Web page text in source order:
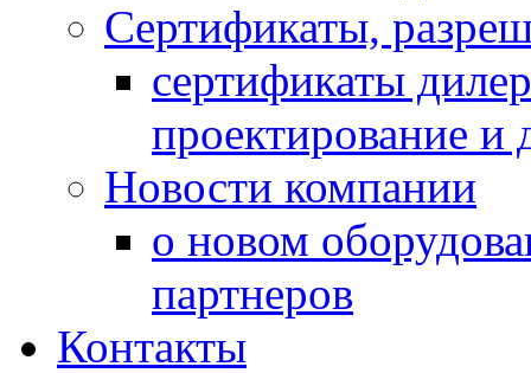
Сертификаты,
сертификаты
проектирование и
Новости компании
о новом
партнеров
Контакты